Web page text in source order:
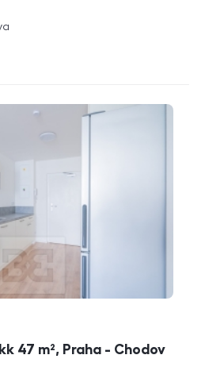
47 m², Praha - Chodov